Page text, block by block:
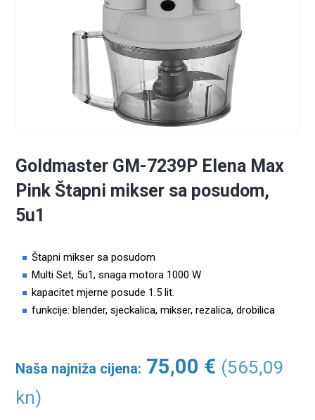
Goldmaster GM-7239P Elena Max
Pink Štapni mikser sa posudom,
5u1
Štapni mikser sa posudom
Multi Set, 5u1, snaga motora 1000 W
kapacitet mjerne posude 1.5 lit.
funkcije: blender, sjeckalica, mikser, rezalica, drobilica
Naša najniža cijena: 75,00 € (565,09
kn)